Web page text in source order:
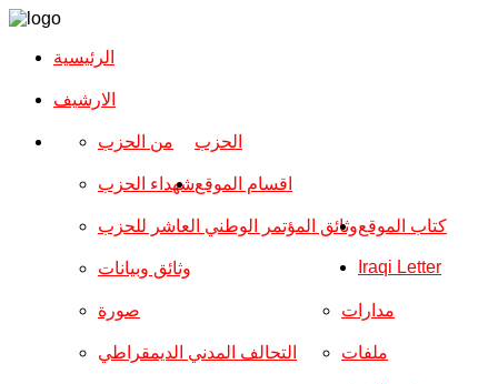
الرئيسية
الارشیف
الحزب من الحزب
شهداء الحزب
وثائق المؤتمر الوطني العاشر للحزب
وثائق وبيانات
اقسام الموقع
صورة
التحالف المدني الديمقراطي
مدارات
ملفات
كتاب الموقع
Iraqi Letter